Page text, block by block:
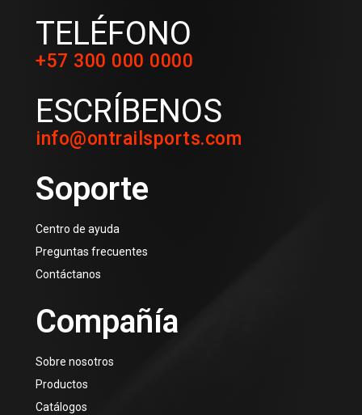
TELÉFONO
+57 300 000 0000
ESCRÍBENOS
info@ontrailsports.com
Soporte
Centro de ayuda
Preguntas frecuentes
Contáctanos
Compañía
Sobre nosotros
Productos
Catálogos